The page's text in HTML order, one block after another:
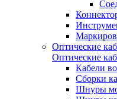
Оптические
Оптические
Кабели
Сборки
Шнуры